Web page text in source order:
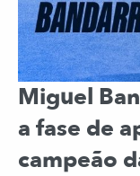
Miguel
a fase de
campeão